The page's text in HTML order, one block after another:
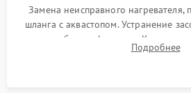
Замена неисправного нагревателя,
шланга с аквастопом. Устранение
патрубках и фильтрах.
управления, восстановление
Подробнее